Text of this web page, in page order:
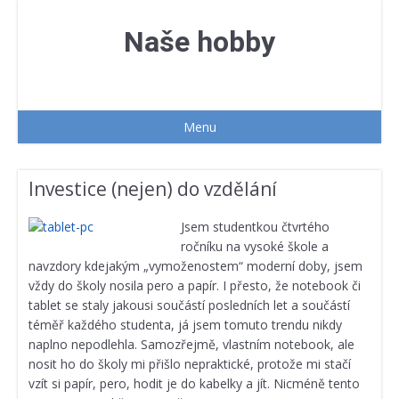
Naše hobby
Menu
Investice (nejen) do vzdělání
Jsem studentkou čtvrtého
ročníku na vysoké škole a
navzdory kdejakým „vymoženostem“ moderní doby, jsem
vždy do školy nosila pero a papír. I přesto, že notebook či
tablet se staly jakousi součástí posledních let a součástí
téměř každého studenta, já jsem tomuto trendu nikdy
naplno nepodlehla. Samozřejmě, vlastním notebook, ale
nosit ho do školy mi přišlo nepraktické, protože mi stačí
vzít si papír, pero, hodit je do kabelky a jít. Nicméně tento